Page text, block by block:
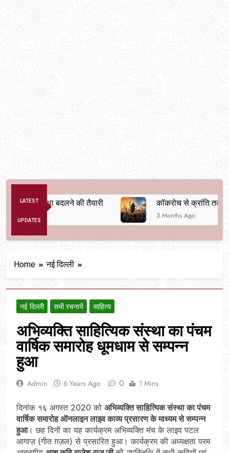
LATEST
UPDATES
व्यवस्था बदलने की तैयारी कॉकरोच से क्रांति तक
3 Months Ago
Home नई दिल्ली
नई दिल्ली सभी रचनायें साहित्य
अभिव्यक्ति साहित्यिक संस्था का पंचम
वार्षिक समारोह धूमधाम से सम्पन्न
हुआ
Admin 6 Years Ago 0 1 Mins
दिनांक १६ अगस्त 2020 को अभिव्यक्ति साहित्यिक संस्था का पंचम
वार्षिक समारोह ऑनलाइन लाइव काव्य प्रसारण के माध्यम से सम्पन्न
हुआ। छह दिनों का यह कार्यक्रम अभिव्यक्ति मंच के लाइव पटल
आगाज़ (गीत ग़ज़ल) से प्रसारित हुआ। कार्यक्रम की अध्यक्षता परम